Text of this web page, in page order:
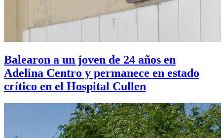
Balearon a un joven de 24 años en
Adelina Centro y permanece en estado
crítico en el Hospital Cullen